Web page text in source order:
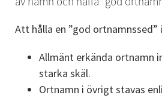
Att hålla en ”god ortnamnssed”
Allmänt erkända ortnamn
starka skäl.
Ortnamn i övrigt stavas